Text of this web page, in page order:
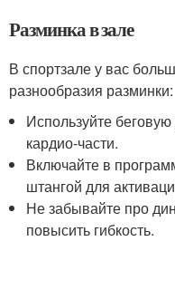
Разминка в зале
В спортзале у вас
разнообразия разминки:
Используйте
кардио-части.
Включайте в
штангой для
Не забывайте про
повысить гибкость.